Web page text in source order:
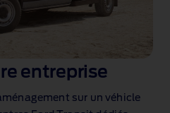
entreprise
sur un véhicle